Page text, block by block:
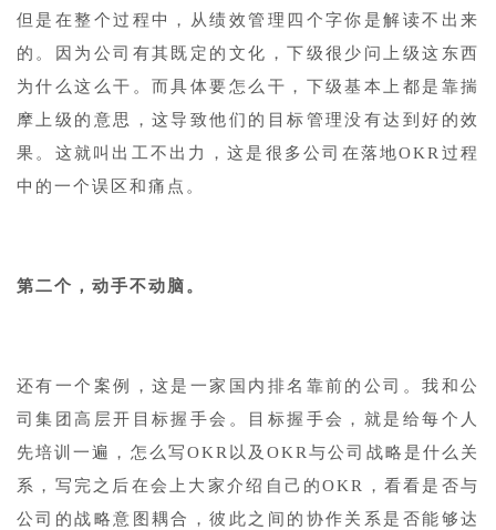
但是在整个过程中，从绩效管理四个字你是解读不出来
的。因为公司有其既定的文化，下级很少问上级这东西
为什么这么干。而具体要怎么干，下级基本上都是靠揣
摩上级的意思，这导致他们的目标管理没有达到好的效
果。这就叫出工不出力，这是很多公司在落地OKR过程
中的一个误区和痛点。
第二个，动手不动脑。
还有一个案例，这是一家国内排名靠前的公司。我和公
司集团高层开目标握手会。目标握手会，就是给每个人
先培训一遍，怎么写OKR以及OKR与公司战略是什么关
系，写完之后在会上大家介绍自己的OKR，看看是否与
公司的战略意图耦合，彼此之间的协作关系是否能够达